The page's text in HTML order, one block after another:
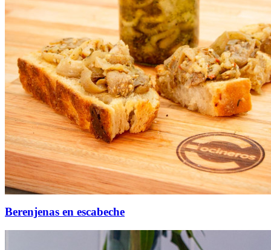
Berenjenas en escabeche